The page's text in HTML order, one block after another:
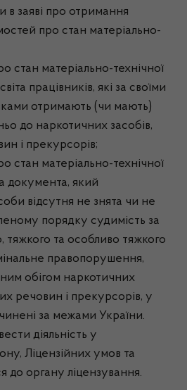
в заяві про отримання
про стан матеріально-
стан матеріально-технічної
працівників, які за своїми
отримають (чи мають)
до наркотичних засобів,
і прекурсорів;
стан матеріально-технічної
документа, який
відсутня не знята чи не
порядку судимість за
тяжкого та особливо тяжкого
правопорушення,
обігом наркотичних
речовин і прекурсорів, у
за межами України.
діяльність у
Ліцензійних умов та
до органу ліцензування.